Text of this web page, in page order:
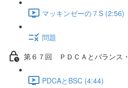
マッキンゼーの７S (2:56)
問題
第６７回 ＰＤＣＡとバランス
PDCAとBSC (4:44)